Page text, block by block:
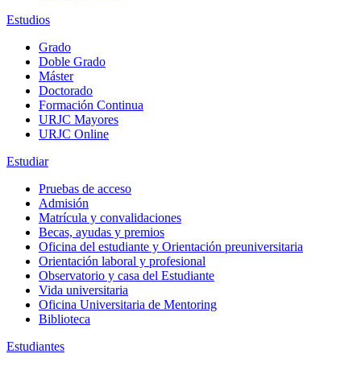
Estudios
Grado
Doble Grado
Máster
Doctorado
Formación Continua
URJC Mayores
URJC Online
Estudiar
Pruebas de acceso
Admisión
Matrícula y convalidaciones
Becas, ayudas y premios
Oficina del estudiante y Orientación preuniversitaria
Orientación laboral y profesional
Observatorio y casa del Estudiante
Vida universitaria
Oficina Universitaria de Mentoring
Biblioteca
Estudiantes